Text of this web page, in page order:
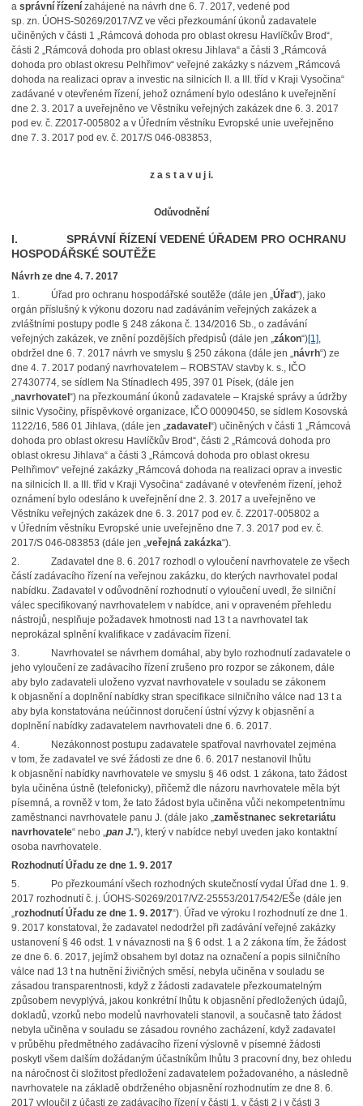
a správní řízenízahájené na návrh dne 6. 7. 2017, vedené pod
sp. zn. ÚOHS-S0269/2017/VZ ve věci přezkoumání úkonů zadavatele
učiněných v části 1 „Rámcová dohoda pro oblast okresu Havlíčkův Brod“,
části 2 „Rámcová dohoda pro oblast okresu Jihlava“ a části 3 „Rámcová
dohoda pro oblast okresu Pelhřimov“ veřejné zakázky s názvem „Rámcová
dohoda na realizaci oprav a investic na silnicích II. a III. tříd v Kraji Vysočina“
zadávané v otevřeném řízení, jehož oznámení bylo odesláno k uveřejnění
dne 2. 3. 2017 a uveřejněno ve Věstníku veřejných zakázek dne 6. 3. 2017
pod ev. č. Z2017-005802 a v Úředním věstníku Evropské unie uveřejněno
dne 7. 3. 2017 pod ev. č. 2017/S 046-083853,
z a s t a v u j i.
Odůvodnění
I. SPRÁVNÍ ŘÍZENÍ VEDENÉ ÚŘADEM PRO OCHRANU
HOSPODÁŘSKÉ SOUTĚŽE
Návrh ze dne 4. 7. 2017
1.
Úřad pro ochranu hospodářské soutěže (dále jen „Úřad“), jako
orgán příslušný k výkonu dozoru nad zadáváním veřejných zakázek a
zvláštními postupy podle § 248 zákona č. 134/2016 Sb., o zadávání
veřejných zakázek, ve znění pozdějších předpisů (dále jen „zákon“)[1],
obdržel dne 6. 7. 2017 návrh ve smyslu § 250 zákona (dále jen „návrh“) ze
dne 4. 7. 2017 podaný navrhovatelem – ROBSTAV stavby k. s., IČO
27430774, se sídlem Na Stínadlech 495, 397 01 Písek, (dále jen
„navrhovatel “) na přezkoumání úkonů zadavatele – Krajské správy a údržby
silnic Vysočiny, příspěvkové organizace, IČO 00090450, se sídlem Kosovská
1122/16, 586 01 Jihlava, (dále jen „zadavatel “) učiněných v části 1 „Rámcová
dohoda pro oblast okresu Havlíčkův Brod“, části 2 „Rámcová dohoda pro
oblast okresu Jihlava“ a části 3 „Rámcová dohoda pro oblast okresu
Pelhřimov“ veřejné zakázky „Rámcová dohoda na realizaci oprav a investic
na silnicích II. a III. tříd v Kraji Vysočina“ zadávané v otevřeném řízení, jehož
oznámení bylo odesláno k uveřejnění dne 2. 3. 2017 a uveřejněno ve
Věstníku veřejných zakázek dne 6. 3. 2017 pod ev. č. Z2017-005802 a
v Úředním věstníku Evropské unie uveřejněno dne 7. 3. 2017 pod ev. č.
2017/S 046-083853 (dále jen „veřejná zakázka“).
2.
Zadavatel dne 8. 6. 2017 rozhodl o vyloučení navrhovatele ze všech
částí zadávacího řízení na veřejnou zakázku, do kterých navrhovatel podal
nabídku. Zadavatel v odůvodnění rozhodnutí o vyloučení uvedl, že silniční
válec specifikovaný navrhovatelem v nabídce, ani v opraveném přehledu
nástrojů, nesplňuje požadavek hmotnosti nad 13 t a navrhovatel tak
neprokázal splnění kvalifikace v zadávacím řízení.
3.
Navrhovatel se návrhem domáhal, aby bylo rozhodnutí zadavatele o
jeho vyloučení ze zadávacího řízení zrušeno pro rozpor se zákonem, dále
aby bylo zadavateli uloženo vyzvat navrhovatele v souladu se zákonem
k objasnění a doplnění nabídky stran specifikace silničního válce nad 13 t a
aby byla konstatována neúčinnost doručení ústní výzvy k objasnění a
doplnění nabídky zadavatelem navrhovateli dne 6. 6. 2017.
4.
Nezákonnost postupu zadavatele spatřoval navrhovatel zejména
v tom, že zadavatel ve své žádosti ze dne 6. 6. 2017 nestanovil lhůtu
k objasnění nabídky navrhovatele ve smyslu § 46 odst. 1 zákona, tato žádost
byla učiněna ústně (telefonicky), přičemž dle názoru navrhovatele měla být
písemná, a rovněž v tom, že tato žádost byla učiněna vůči nekompetentnímu
zaměstnanci navrhovatele panu J. (dále jako „zaměstnanec sekretariátu
navrhovatele“ nebo „pan J.“), který v nabídce nebyl uveden jako kontaktní
osoba navrhovatele.
Rozhodnutí Úřadu ze dne 1. 9. 2017
5.
Po přezkoumání všech rozhodných skutečností vydal Úřad dne 1. 9.
2017 rozhodnutí č. j. ÚOHS-S0269/2017/VZ-25553/2017/542/EŠe (dále jen
„rozhodnutí Úřadu ze dne 1. 9. 2017“). Úřad ve výroku I rozhodnutí ze dne 1.
9. 2017 konstatoval, že zadavatel nedodržel při zadávání veřejné zakázky
ustanovení § 46 odst. 1 v návaznosti na § 6 odst. 1 a 2 zákona tím, že žádost
ze dne 6. 6. 2017, jejímž obsahem byl dotaz na označení a popis silničního
válce nad 13 t na hutnění živičných směsí, nebyla učiněna v souladu se
zásadou transparentnosti, když z žádosti zadavatele přezkoumatelným
způsobem nevyplývá, jakou konkrétní lhůtu k objasnění předložených údajů,
dokladů, vzorků nebo modelů navrhovateli stanovil, a současně tato žádost
nebyla učiněna v souladu se zásadou rovného zacházení, když zadavatel
v průběhu předmětného zadávacího řízení výslovně v písemné žádosti
poskytl všem dalším dožádaným účastníkům lhůtu 3 pracovní dny, bez ohledu
na náročnost či složitost předložení zadavatelem požadovaného, a následně
navrhovatele na základě obdrženého objasnění rozhodnutím ze dne 8. 6.
2017 vyloučil z účasti ze zadávacího řízení v části 1, v části 2 i v části 3